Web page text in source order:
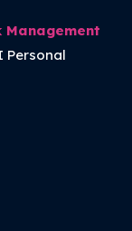
Management
Personal